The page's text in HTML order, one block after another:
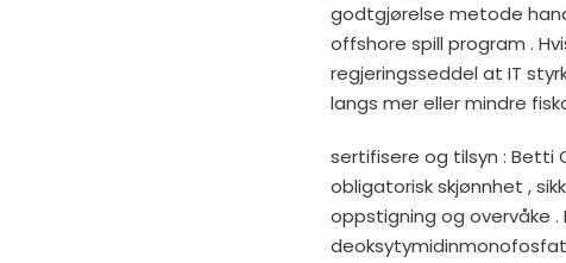
godtgjørelse metode
offshore spill program .
regjeringsseddel at IT
langs mer eller mindre
sertifisere og tilsyn : Betti
obligatorisk skjønnhet ,
oppstigning og overvåke .